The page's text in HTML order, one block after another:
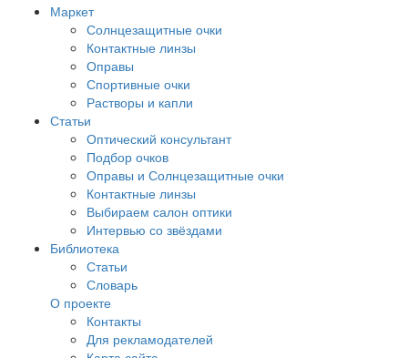
Маркет
Солнцезащитные очки
Контактные линзы
Оправы
Спортивные очки
Растворы и капли
Статьи
Оптический консультант
Подбор очков
Оправы и Солнцезащитные очки
Контактные линзы
Выбираем салон оптики
Интервью со звёздами
Библиотека
Статьи
Словарь
О проекте
Контакты
Для рекламодателей